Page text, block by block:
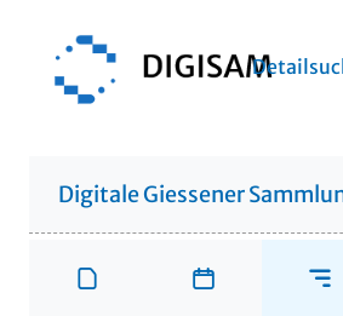
Digitale Giessener